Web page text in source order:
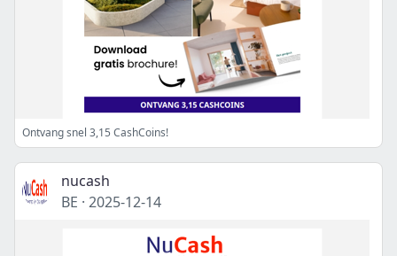
Ontvang snel 3,15 CashCoins!
nucash
BE · 2025-12-14